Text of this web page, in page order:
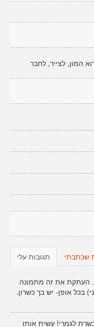
המון, לצייר, לחבר
תגובות עלי שכתבתי
העתקת את זה מתמונה
בכל אופן- יש בך כשרון.
לגמרי! עשית אותו